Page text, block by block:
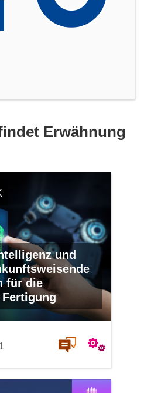
Erwähnung
und
für die